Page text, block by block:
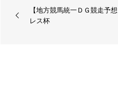
【地方競馬統一ＤＧ競走予
レス杯